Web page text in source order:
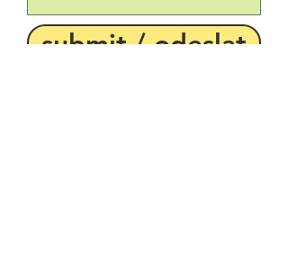
submit / odeslat